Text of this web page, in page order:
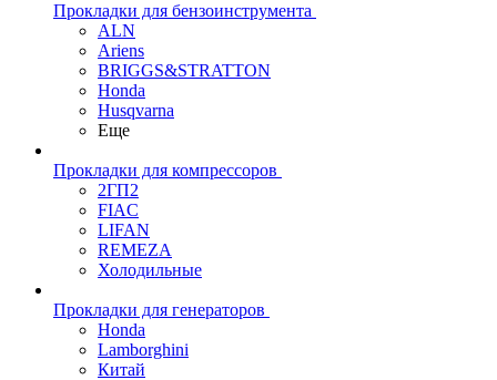
Прокладки для бензоинструмента
ALN
Ariens
BRIGGS&STRATTON
Honda
Husqvarna
Еще
Прокладки для компрессоров
2ГП2
FIAC
LIFAN
REMEZA
Холодильные
Прокладки для генераторов
Honda
Lamborghini
Китай